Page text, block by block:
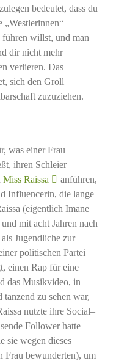
bedeutet, dass du
„Westlerinnen“
führen willst, und man
dir nicht mehr
verlieren. Das
sich den Groll
zuzuziehen.
was einer Frau
ihren Schleier
Miss Raissa
anführen,
Influencerin, die lange
(eigentlich Imane
mit acht Jahren nach
Jugendliche zur
politischen Partei
einen Rap für eine
das Musikvideo, in
zu sehen war,
nutzte ihre Social–
Follower hatte
sie wegen dieses
Frau bewunderten), um